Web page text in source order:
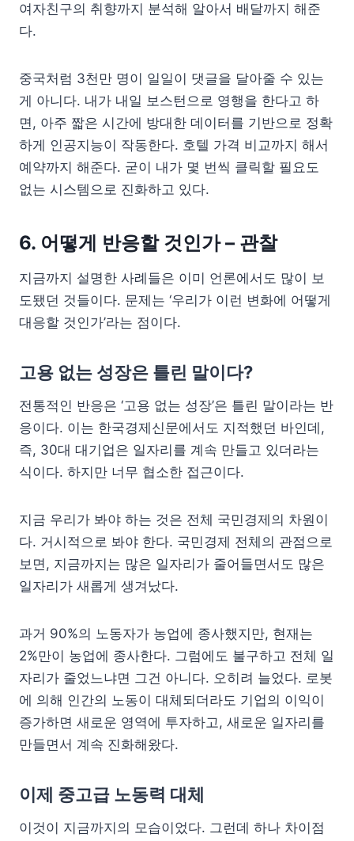
여자친구의 취향까지 분석해 알아서 배달까지 해준
다.
중국처럼 3천만 명이 일일이 댓글을 달아줄 수 있는
게 아니다. 내가 내일 보스턴으로 영행을 한다고 하
면, 아주 짧은 시간에 방대한 데이터를 기반으로 정확
하게 인공지능이 작동한다. 호텔 가격 비교까지 해서
예약까지 해준다. 굳이 내가 몇 번씩 클릭할 필요도
없는 시스템으로 진화하고 있다.
6. 어떻게 반응할 것인가 – 관찰
지금까지 설명한 사례들은 이미 언론에서도 많이 보
도됐던 것들이다. 문제는 ‘우리가 이런 변화에 어떻게
대응할 것인가’라는 점이다.
고용 없는 성장은 틀린 말이다?
전통적인 반응은 ‘고용 없는 성장’은 틀린 말이라는 반
응이다. 이는 한국경제신문에서도 지적했던 바인데,
즉, 30대 대기업은 일자리를 계속 만들고 있더라는
식이다. 하지만 너무 협소한 접근이다.
지금 우리가 봐야 하는 것은 전체 국민경제의 차원이
다. 거시적으로 봐야 한다. 국민경제 전체의 관점으로
보면, 지금까지는 많은 일자리가 줄어들면서도 많은
일자리가 새롭게 생겨났다.
과거 90%의 노동자가 농업에 종사했지만, 현재는
2%만이 농업에 종사한다. 그럼에도 불구하고 전체 일
자리가 줄었느냐면 그건 아니다. 오히려 늘었다. 로봇
에 의해 인간의 노동이 대체되더라도 기업의 이익이
증가하면 새로운 영역에 투자하고, 새로운 일자리를
만들면서 계속 진화해왔다.
이제 중고급 노동력 대체
이것이 지금까지의 모습이었다. 그런데 하나 차이점